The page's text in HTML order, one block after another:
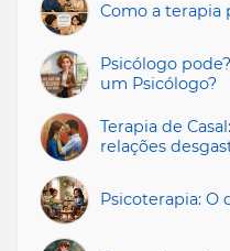
Como a terapia
Psicólogo
um Psicólogo?
Terapia de
relações
Psicoterapia: O